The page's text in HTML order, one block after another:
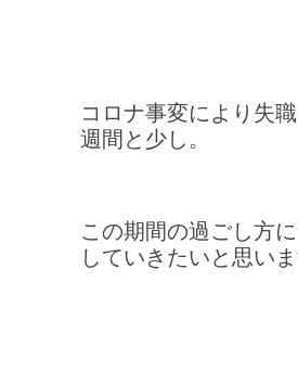
コロナ事変により失
週間と少し。
この期間の過ごし方
していきたいと思いま